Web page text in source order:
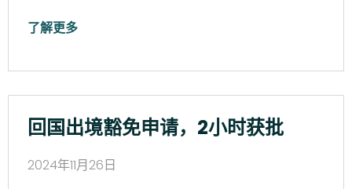
了解更多
回国出境豁免申请，2小时获批
2024年11月26日